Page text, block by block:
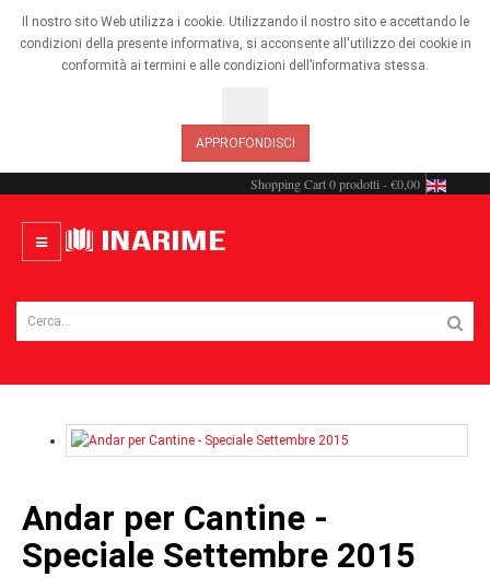
Il nostro sito Web utilizza i cookie. Utilizzando il nostro sito e accettando le
condizioni della presente informativa, si acconsente all'utilizzo dei cookie in
conformità ai termini e alle condizioni dell’informativa stessa.
APPROFONDISCI
Shopping Cart0 prodotti - €0,00
Andar per Cantine -
Speciale Settembre 2015